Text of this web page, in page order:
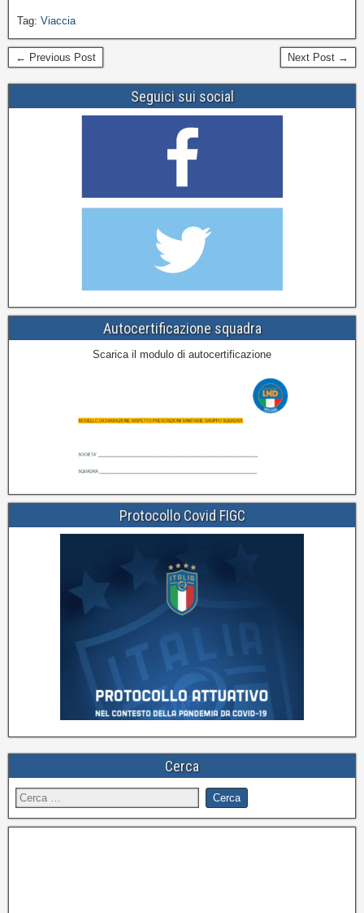
Tag: Viaccia
← Previous Post Next Post →
Seguici sui social
Autocertificazione squadra
Scarica il modulo di autocertificazione
Protocollo Covid FIGC
Cerca